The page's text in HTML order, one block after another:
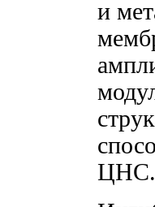
и
ЦНС.